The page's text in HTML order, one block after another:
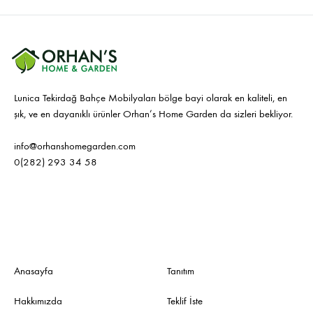
Lunica Tekirdağ Bahçe Mobilyaları bölge bayi olarak en kaliteli, en
şık, ve en dayanıklı ürünler Orhan’s Home Garden da sizleri bekliyor.
info@orhanshomegarden.com
0(282) 293 34 58
Anasayfa
Hakkımızda
Tanıtım
Teklif İste